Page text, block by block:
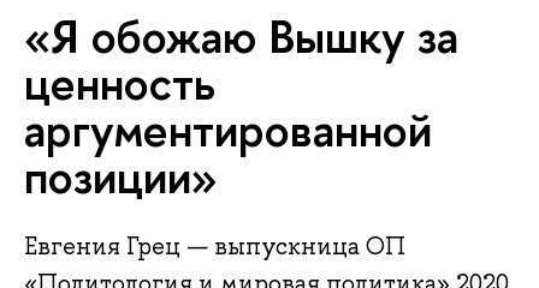
«Я обожаю Вышку за
ценность
аргументированной
позиции»
Евгения Грец — выпускница ОП